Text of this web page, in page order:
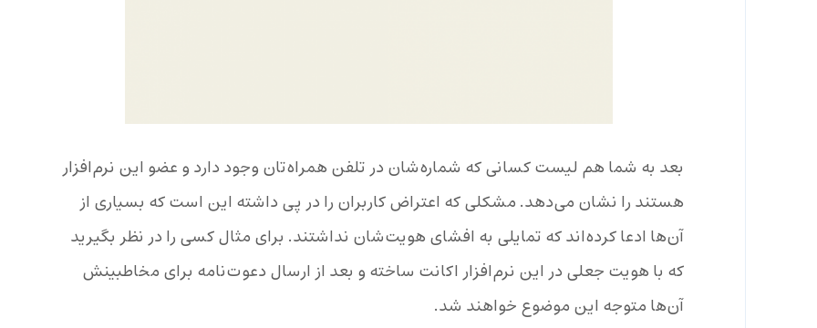
بعد به شما هم لیست کسانی که شماره‌شان در تلفن همراه‌تان وجود دارد و عضو این نرم‌افزار
هستند را نشان می‌دهد. مشکلی که اعتراض کاربران را در پی داشته این است که بسیاری از
آن‌ها ادعا کرده‌اند که تمایلی به افشای هویت‌شان نداشتند. برای مثال کسی را در نظر بگیرید
که با هویت جعلی در این نرم‌افزار اکانت ساخته و بعد از ارسال دعوت‌نامه برای مخاطبینش
آن‌ها متوجه این موضوع خواهند شد.